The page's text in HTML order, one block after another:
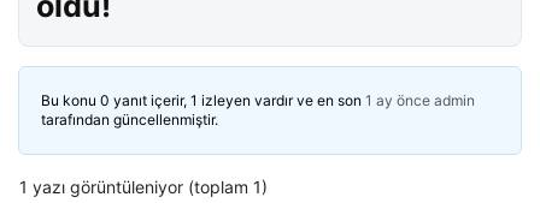
Bu konu 0 yanıt içerir, 1 izleyen vardır ve en son 1 ay önce admin
tarafından güncellenmiştir.
1 yazı görüntüleniyor (toplam 1)